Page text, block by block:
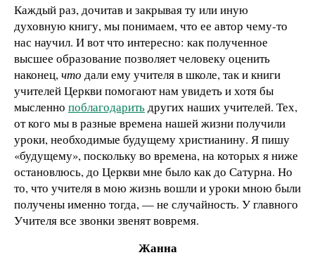
Каждый раз, дочитав и закрывая ту или иную
духовную книгу, мы понимаем, что ее автор чему-то
нас научил. И вот что интересно: как полученное
высшее образование позволяет человеку оценить
наконец, что дали ему учителя в школе, так и книги
учителей Церкви помогают нам увидеть и хотя бы
мысленно поблагодарить других наших учителей. Тех,
от кого мы в разные времена нашей жизни получили
уроки, необходимые будущему христианину. Я пишу
«будущему», поскольку во времена, на которых я ниже
остановлюсь, до Церкви мне было как до Сатурна. Но
то, что учителя в мою жизнь вошли и уроки мною были
получены именно тогда, — не случайность. У главного
Учителя все звонки звенят вовремя.
Жанна